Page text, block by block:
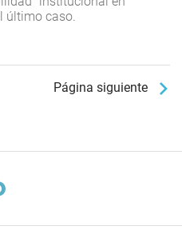
último caso.
Página siguiente